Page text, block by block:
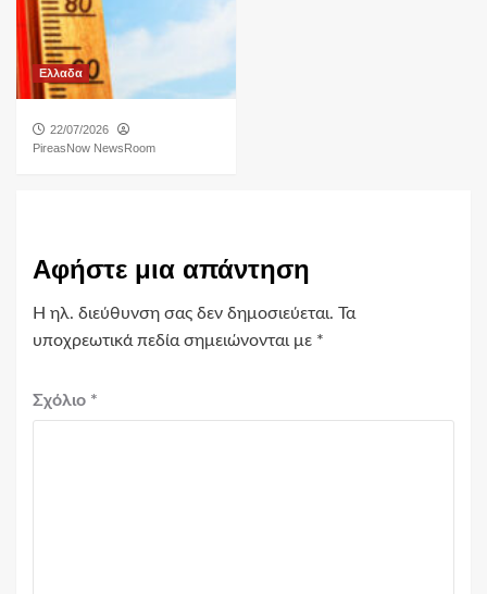
Ελλαδα
22/07/2026
PireasNow NewsRoom
Αφήστε μια απάντηση
Η ηλ. διεύθυνση σας δεν δημοσιεύεται. Τα
υποχρεωτικά πεδία σημειώνονται με *
Σχόλιο *